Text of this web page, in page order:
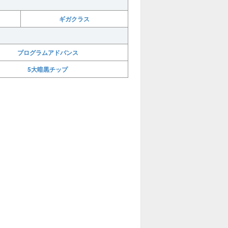
ギガクラス
プログラムアドバンス
5大暗黒チップ